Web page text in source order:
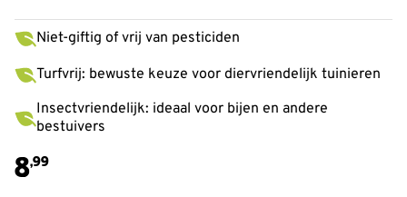
Niet-giftig of vrij van pesticiden
Turfvrij: bewuste keuze voor diervriendelijk tuinieren
Insectvriendelijk: ideaal voor bijen en andere
bestuivers
8,99